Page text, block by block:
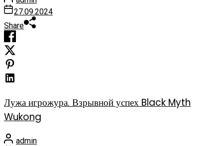
27.09.2024
Share
Лужа игрожура. Взрывной успех Black Myth
Wukong
admin